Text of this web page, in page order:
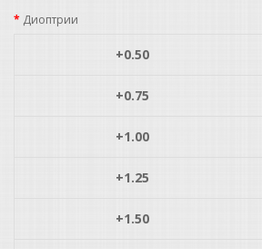
Диоптрии
+0.50
+0.75
+1.00
+1.25
+1.50